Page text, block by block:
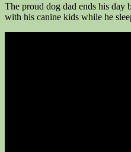
The proud dog dad ends his day
with his canine kids while he